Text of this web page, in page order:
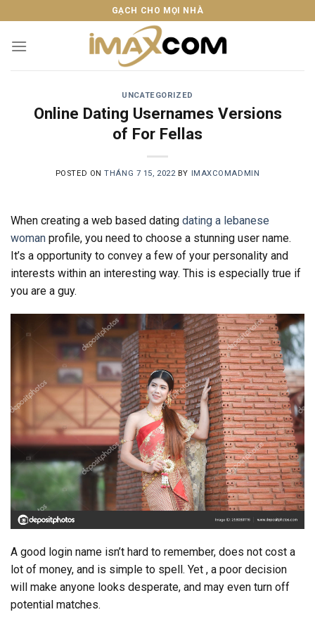
to
content
GẠCH CHO MỌI NHÀ
UNCATEGORIZED
Online Dating Usernames Versions
of For Fellas
POSTED ONTHÁNG 7 15, 2022 BY IMAXCOMADMIN
When creating a web based dating dating a lebanese
woman profile, you need to choose a stunning user name.
It’s a opportunity to convey a few of your personality and
interests within an interesting way. This is especially true if
you are a guy.
A good login name isn’t hard to remember, does not cost a
lot of money, and is simple to spell. Yet , a poor decision
will make anyone looks desperate, and may even turn off
potential matches.